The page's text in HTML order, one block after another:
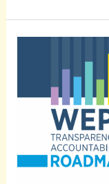
Transparency
Accountability
Roadmap:
Introduction